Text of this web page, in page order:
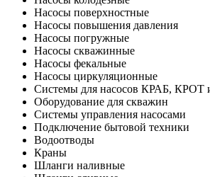
Насосы поверхностные
Насосы повышения давления
Насосы погружные
Насосы скважинные
Насосы фекальные
Насосы циркуляционные
Системы для насосов КРАБ, КРОТ
Оборудование для скважин
Системы управления насосами
Подключение бытовой техники
Водоотводы
Краны
Шланги наливные